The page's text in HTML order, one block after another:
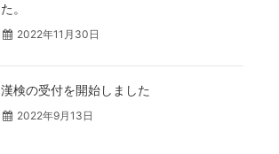
た。
2022年11月30日
漢検の受付を開始しました
2022年9月13日